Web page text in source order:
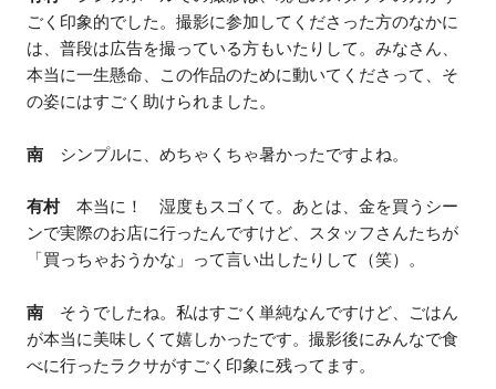
ごく印象的でした。撮影に参加してくださった方のなかに
は、普段は広告を撮っている方もいたりして。みなさん、
本当に一生懸命、この作品のために動いてくださって、そ
の姿にはすごく助けられました。
南 シンプルに、めちゃくちゃ暑かったですよね。
有村本当に！ 湿度もスゴくて。あとは、金を買うシー
ンで実際のお店に行ったんですけど、スタッフさんたちが
「買っちゃおうかな」って言い出したりして（笑）。
南 そうでしたね。私はすごく単純なんですけど、ごはん
が本当に美味しくて嬉しかったです。撮影後にみんなで食
べに行ったラクサがすごく印象に残ってます。